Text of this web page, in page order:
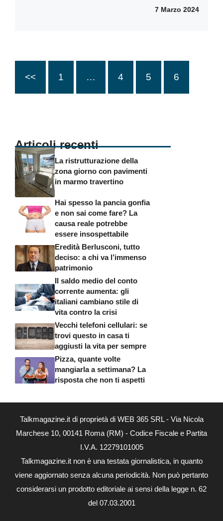
7 Marzo 2024
<< 1 … 4 5 6
Articoli recenti
La ristrutturazione della
zona giorno con pavimenti
in marmo travertino
Hai spesso la pancia gonfia
e non sai come fare? La
causa reale potrebbe
essere insospettabile
Eredità Berlusconi, tutto
deciso: a chi va l’immenso
patrimonio
Il saldo medio del conto
corrente aumenta: gli
italiani cambiano stile di
vita contro la crisi
Vecchi telefoni cellulari: se
trovi questo in casa ti
aggiusti la vita per sempre
Pizza, quante volte
mangiarla a settimana? La
risposta che non ti aspetti
Talkmagazine.it di proprietà di WEB 365 SRL - Via Nicola
Marchese 10, 00141 Roma (RM) - Codice Fiscale e Partita
I.V.A. 12279101005
Talkmagazine.it non è una testata giornalistica, in quanto
viene aggiornato senza alcuna periodicità. Non può pertanto
considerarsi un prodotto editoriale ai sensi della legge n. 62
del 07.03.2001